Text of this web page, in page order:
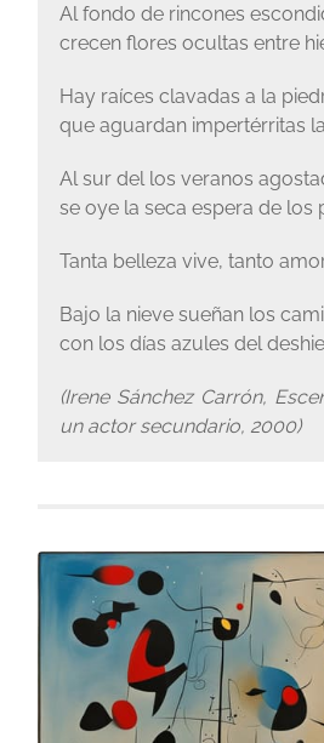
Al fondo de rincones
crecen flores ocultas entre
Hay raíces clavadas a la
que aguardan impertérritas
Al sur del los veranos
se oye la seca espera de los
Tanta belleza vive, tanto
Bajo la nieve sueñan los
con los días azules del
(Irene Sánchez Carrón,
un actor secundario, 2000)